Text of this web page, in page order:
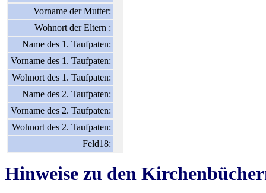
Vorname der Mutter:
Wohnort der Eltern :
Name des 1. Taufpaten:
Vorname des 1. Taufpaten:
Wohnort des 1. Taufpaten:
Name des 2. Taufpaten:
Vorname des 2. Taufpaten:
Wohnort des 2. Taufpaten:
Feld18:
Hinweise zu den